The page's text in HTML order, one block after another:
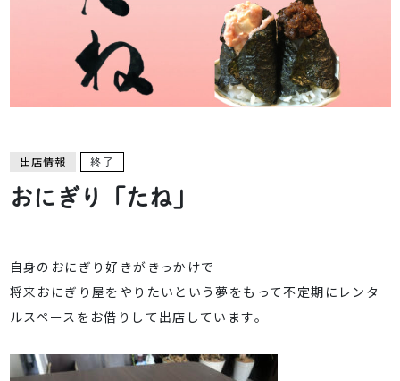
出店情報 終了
おにぎり「たね」
自身のおにぎり好きがきっかけで
将来おにぎり屋をやりたいという夢をもって不定期にレンタ
ルスペースをお借りして出店しています。